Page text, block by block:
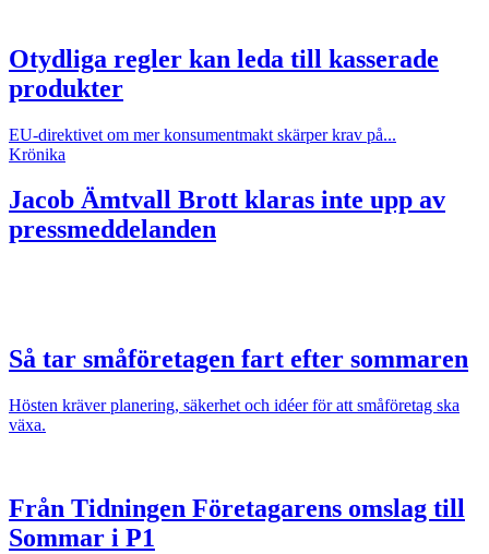
Otydliga regler kan leda till kasserade
produkter
EU-direktivet om mer konsumentmakt skärper krav på...
Krönika
Jacob Ämtvall Brott klaras inte upp av
pressmeddelanden
Så tar småföretagen fart efter sommaren
Hösten kräver planering, säkerhet och idéer för att småföretag ska
växa.
Från Tidningen Företagarens omslag till
Sommar i P1